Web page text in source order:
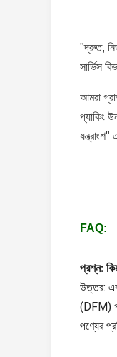
"দ্রুত,
সার্ভিস
আমরা
প্যাকিং
FAQ:
প্রশ্ন:
উত্তর:
(DFM)
পণ্যের